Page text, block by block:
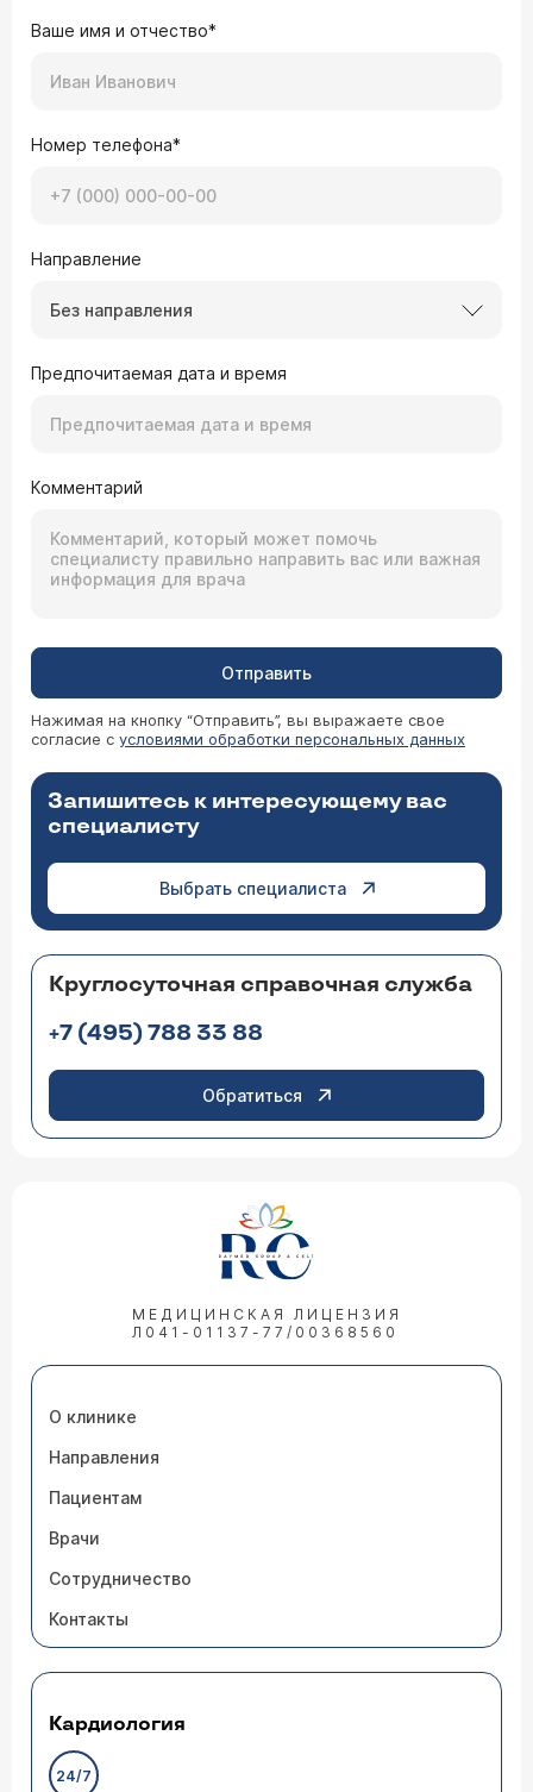
Ваше имя и отчество*
Номер телефона*
Направление
Без направления
Предпочитаемая дата и время
Комментарий
Отправить
Нажимая на кнопку “Отправить”, вы выражаете свое
согласие с условиями обработки персональных данных
Запишитесь к интересующему вас
специалисту
Выбрать специалиста
Круглосуточная справочная служба
+7 (495) 788 33 88
Обратиться
МЕДИЦИНСКАЯ ЛИЦЕНЗИЯ
Л041-01137-77/00368560
О клинике
Направления
Пациентам
Врачи
Сотрудничество
Контакты
Кардиология
24/7